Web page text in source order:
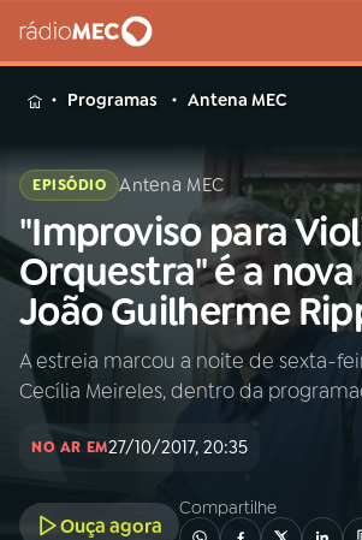
MENU
Buscar
na
Rádio
MEC
Buscar
Início
INÍCIO
A RÁDIO
Programas Antena MEC
EPISÓDIO Antena MEC
"Improviso para
Orquestra" é a
João Guilherme
A estreia marcou a noite de sexta-
Cecília Meireles, dentro da
NO AR EM27/10/2017, 20:35
Ouça agora
Compartilhe